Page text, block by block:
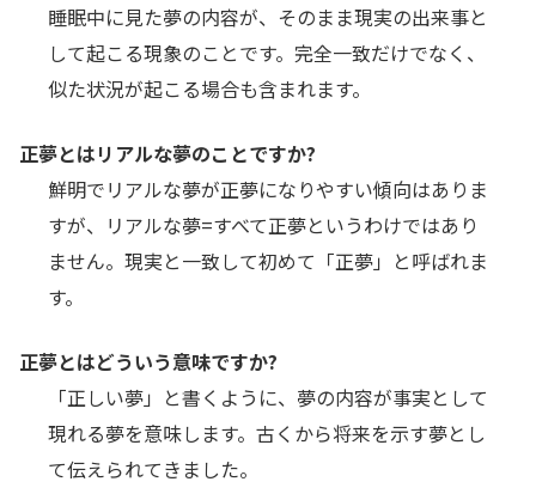
睡眠中に見た夢の内容が、そのまま現実の出来事と
して起こる現象のことです。完全一致だけでなく、
似た状況が起こる場合も含まれます。
正夢とはリアルな夢のことですか?
鮮明でリアルな夢が正夢になりやすい傾向はありま
すが、リアルな夢=すべて正夢というわけではあり
ません。現実と一致して初めて「正夢」と呼ばれま
す。
正夢とはどういう意味ですか?
「正しい夢」と書くように、夢の内容が事実として
現れる夢を意味します。古くから将来を示す夢とし
て伝えられてきました。